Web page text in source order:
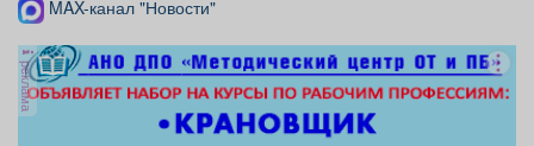
MAX-канал "Новости"
реклама